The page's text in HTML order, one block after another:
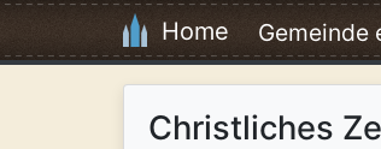
Home Gemeinde
Christliches